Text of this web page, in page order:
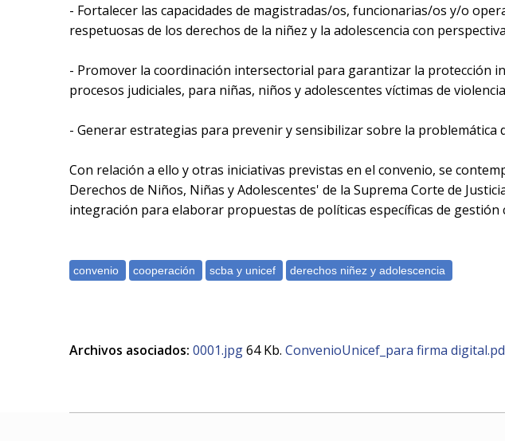
- Fortalecer las capacidades de magistradas/os, funcionarias/os y/o
respetuosas de los derechos de la niñez y la adolescencia con
- Promover la coordinación intersectorial para garantizar la protección
procesos judiciales, para niñas, niños y adolescentes víctimas de
- Generar estrategias para prevenir y sensibilizar sobre la problemática
Con relación a ello y otras iniciativas previstas en el convenio, se
Derechos de Niños, Niñas y Adolescentes' de la Suprema Corte de
integración para elaborar propuestas de políticas específicas de gestión
Archivos asociados: 0001.jpg64 Kb. ConvenioUnicef_para firma